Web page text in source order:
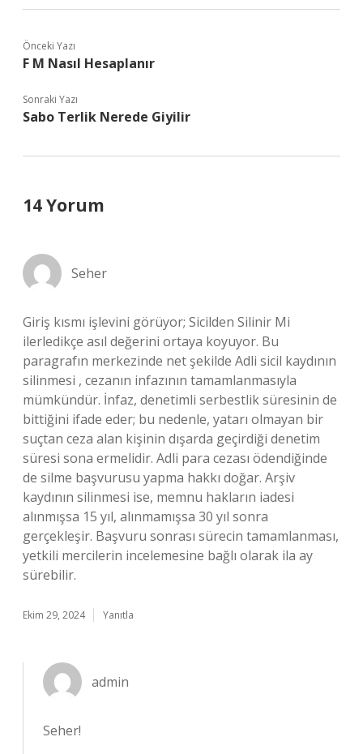
Önceki Yazı
F M Nasıl Hesaplanır
Sonraki Yazı
Sabo Terlik Nerede Giyilir
14 Yorum
Seher
Giriş kısmı işlevini görüyor; Sicilden Silinir Mi
ilerledikçe asıl değerini ortaya koyuyor. Bu
paragrafın merkezinde net şekilde Adli sicil kaydının
silinmesi , cezanın infazının tamamlanmasıyla
mümkündür. İnfaz, denetimli serbestlik süresinin de
bittiğini ifade eder; bu nedenle, yatarı olmayan bir
suçtan ceza alan kişinin dışarda geçirdiği denetim
süresi sona ermelidir. Adli para cezası ödendiğinde
de silme başvurusu yapma hakkı doğar. Arşiv
kaydının silinmesi ise, memnu hakların iadesi
alınmışsa 15 yıl, alınmamışsa 30 yıl sonra
gerçekleşir. Başvuru sonrası sürecin tamamlanması,
yetkili mercilerin incelemesine bağlı olarak ila ay
sürebilir.
Ekim 29, 2024 Yanıtla
admin
Seher!